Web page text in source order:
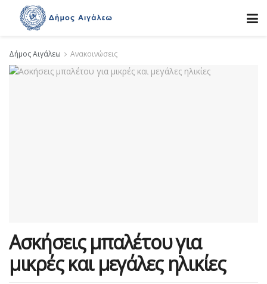
Δήμος Αιγάλεω Ανακοινώσεις
Ασκήσεις μπαλέτου για
μικρές και μεγάλες ηλικίες